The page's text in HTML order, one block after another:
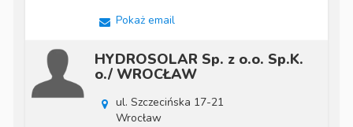
Pokaż email
HYDROSOLAR Sp. z o.o. Sp.K.
o./ WROCŁAW
ul. Szczecińska 17-21
Wrocław